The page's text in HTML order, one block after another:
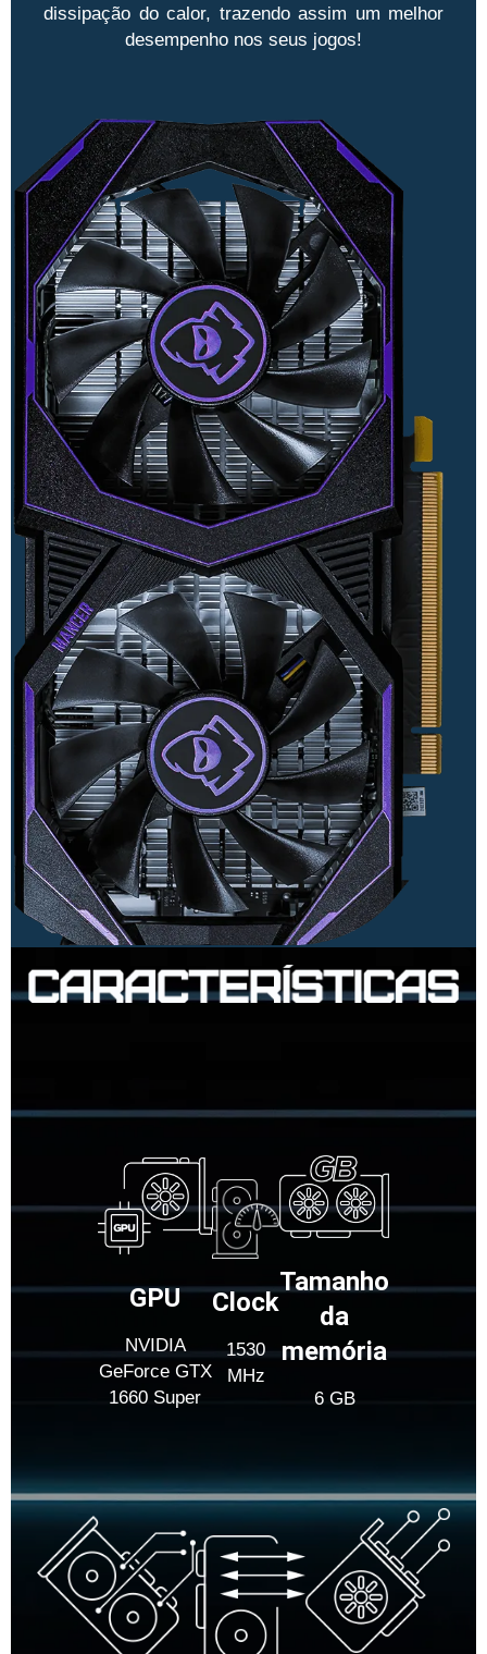
dissipação do calor, trazendo assim um melhor
desempenho nos seus jogos!
GPU
NVIDIA
GeForce GTX
1660 Super
Clock
1530
MHz
Tamanho
da
memória
6 GB